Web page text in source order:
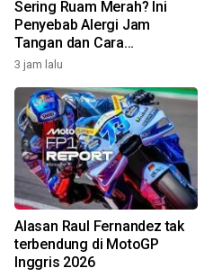
Sering Ruam Merah? Ini
Penyebab Alergi Jam
Tangan dan Cara
Mengatasinya
3 jam lalu
Alasan Raul Fernandez tak
terbendung di MotoGP
Inggris 2026